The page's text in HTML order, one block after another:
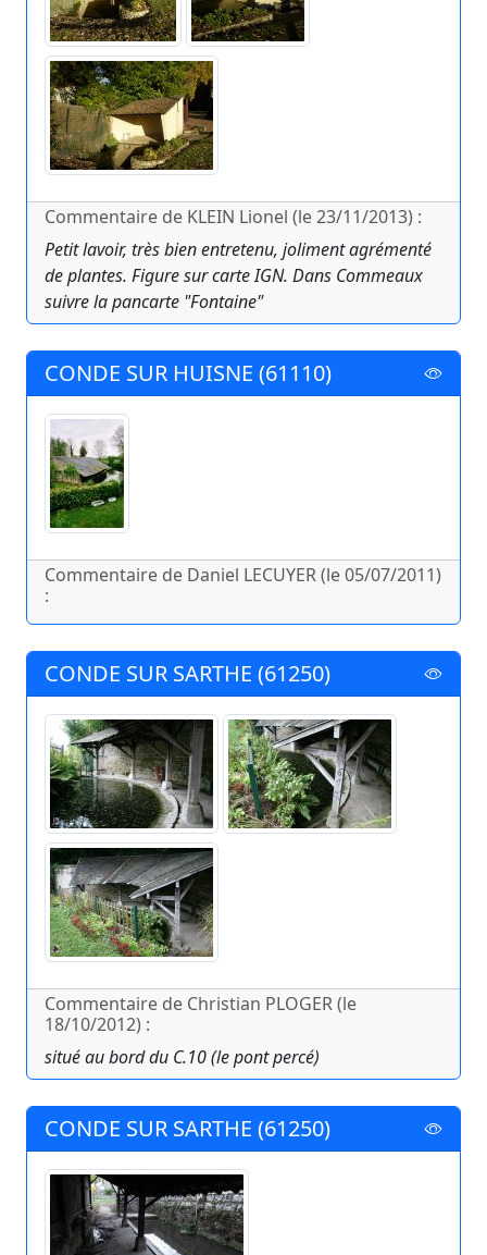
Commentaire de KLEIN Lionel (le 23/11/2013) :
Petit lavoir, très bien entretenu, joliment agrémenté
de plantes. Figure sur carte IGN. Dans Commeaux
suivre la pancarte "Fontaine"
CONDE SUR HUISNE (61110)
Commentaire de Daniel LECUYER (le 05/07/2011)
:
CONDE SUR SARTHE (61250)
Commentaire de Christian PLOGER (le
18/10/2012) :
situé au bord du C.10 (le pont percé)
CONDE SUR SARTHE (61250)